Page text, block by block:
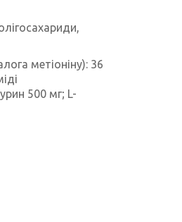
метіоніну): 36
500 мг; L-